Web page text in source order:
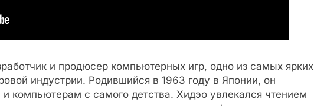
и продюсер компьютерных игр, одно из самых ярких
индустрии. Родившийся в 1963 году в Японии, он
и компьютерам с самого детства. Хидэо увлекался чтением